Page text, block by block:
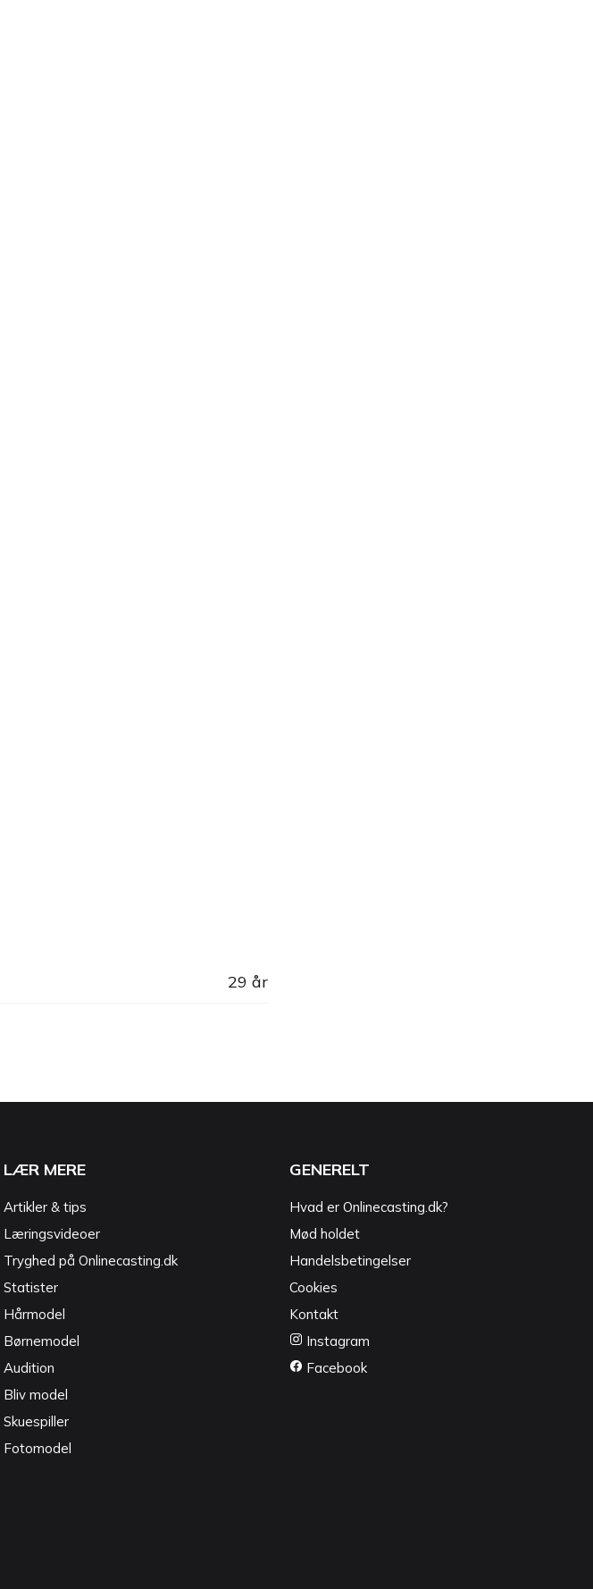
29 år
LÆR MERE
Artikler & tips
Læringsvideoer
Tryghed på Onlinecasting.dk
Statister
Hårmodel
Børnemodel
Audition
Bliv model
Skuespiller
Fotomodel
GENERELT
Hvad er Onlinecasting.dk?
Mød holdet
Handelsbetingelser
Cookies
Kontakt
Instagram
Facebook